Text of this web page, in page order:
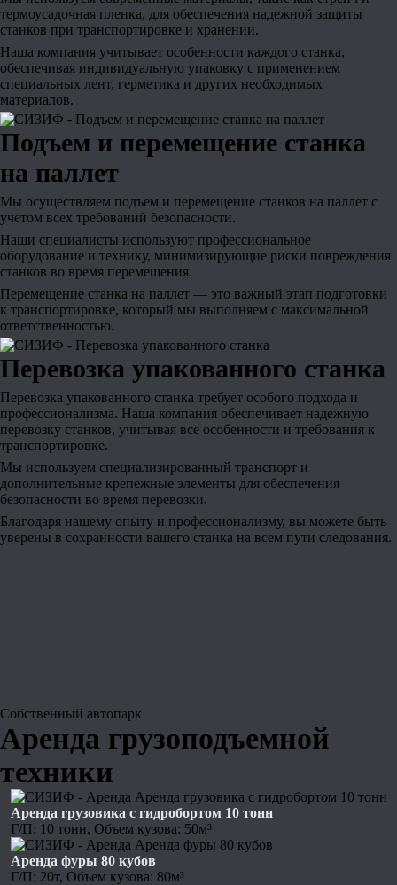
термоусадочная пленка, для обеспечения надежной защиты
станков при транспортировке и хранении.
Наша компания учитывает особенности каждого станка,
обеспечивая индивидуальную упаковку с применением
специальных лент, герметика и других необходимых
материалов.
Подъем и перемещение станка
на паллет
Мы осуществляем подъем и перемещение станков на паллет с
учетом всех требований безопасности.
Наши специалисты используют профессиональное
оборудование и технику, минимизирующие риски повреждения
станков во время перемещения.
Перемещение станка на паллет — это важный этап подготовки
к транспортировке, который мы выполняем с максимальной
ответственностью.
Перевозка упакованного станка
Перевозка упакованного станка требует особого подхода и
профессионализма. Наша компания обеспечивает надежную
перевозку станков, учитывая все особенности и требования к
транспортировке.
Мы используем специализированный транспорт и
дополнительные крепежные элементы для обеспечения
безопасности во время перевозки.
Благодаря нашему опыту и профессионализму, вы можете быть
уверены в сохранности вашего станка на всем пути следования.
Собственный автопарк
Аренда грузоподъемной
техники
Аренда грузовика с гидробортом 10 тонн
Г/П: 10 тонн, Объем кузова: 50м³
Аренда фуры 80 кубов
Г/П: 20т, Объем кузова: 80м³